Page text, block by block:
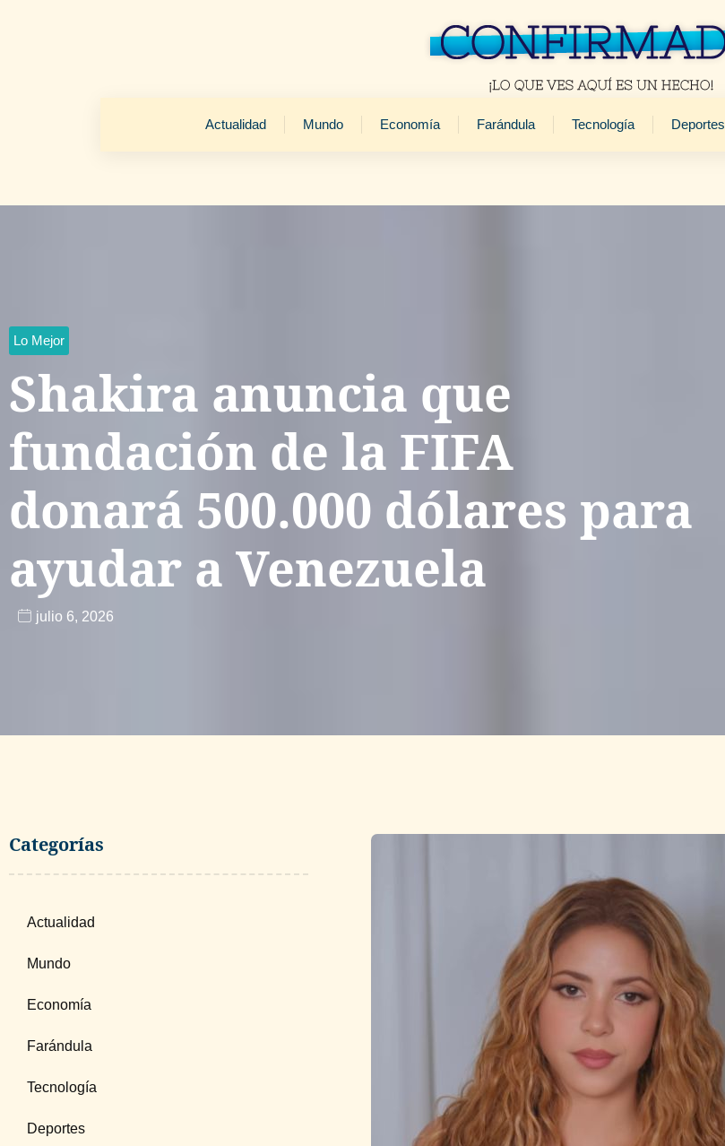
Actualidad Mundo Economía Farándula Tecnología Deportes
Lo Mejor
Shakira anuncia que
fundación de la FIFA
donará 500.000 dólares para
ayudar a Venezuela
julio 6, 2026
Categorías
Actualidad
Mundo
Economía
Farándula
Tecnología
Deportes